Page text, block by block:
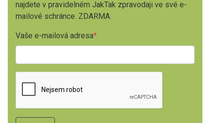
najdete v pravidelném JakTak zpravodaji ve své e-
mailové schránce. ZDARMA.
Vaše e-mailová adresa